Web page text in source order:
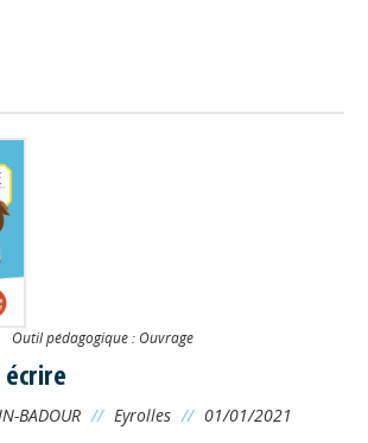
Outil pédagogique : Ouvrage
écrire
BADOUR // Eyrolles // 01/01/2021